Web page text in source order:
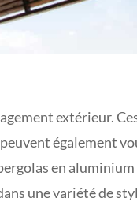
extérieur.
également
en
une variété de